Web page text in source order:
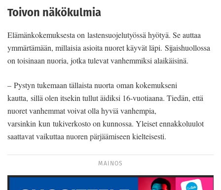
Toivon näkökulmia
Elämänkokemuksesta on lastensuojelutyössä hyötyä. Se auttaa
ymmärtämään, millaisia asioita nuoret käyvät läpi. Sijaishuollossa
on toisinaan nuoria, jotka tulevat vanhemmiksi alaikäisinä.
– Pystyn tukemaan tällaista nuorta oman kokemukseni
kautta, sillä olen itsekin tullut äidiksi 16-vuotiaana. Tiedän, että
nuoret vanhemmat voivat olla hyviä vanhempia,
varsinkin kun tukiverkosto on kunnossa. Yleiset ennakkoluulot
saattavat vaikuttaa nuoren pärjäämiseen kielteisesti.
MAINOS